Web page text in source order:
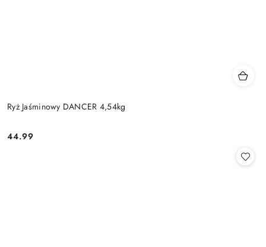
Ryż Jaśminowy DANCER 4,54kg
Cena:
44.99